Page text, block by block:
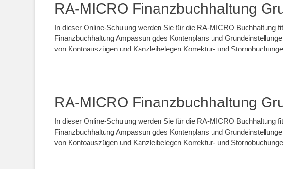
RA-MICRO Finanzbuchhaltung
In dieser Online-Schulung werden Sie für die RA-MICRO Buchhaltung
Finanzbuchhaltung Ampassun gdes Kontenplans und
von Kontoauszügen und Kanzleibelegen Korrektur- und
RA-MICRO Finanzbuchhaltung
In dieser Online-Schulung werden Sie für die RA-MICRO Buchhaltung
Finanzbuchhaltung Ampassun gdes Kontenplans und
von Kontoauszügen und Kanzleibelegen Korrektur- und